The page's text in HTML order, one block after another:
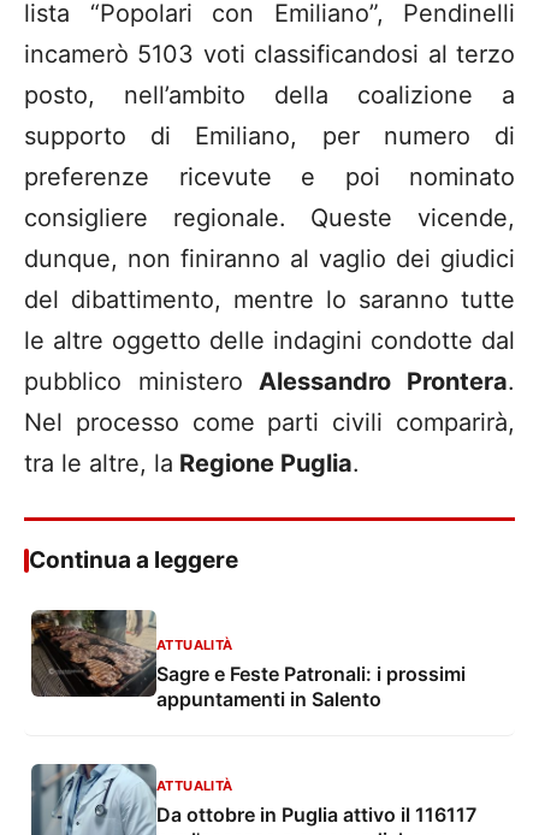
lista “Popolari con Emiliano”, Pendinelli
incamerò 5103 voti classificandosi al terzo
posto, nell’ambito della coalizione a
supporto di Emiliano, per numero di
preferenze ricevute e poi nominato
consigliere regionale. Queste vicende,
dunque, non finiranno al vaglio dei giudici
del dibattimento, mentre lo saranno tutte
le altre oggetto delle indagini condotte dal
pubblico ministero Alessandro Prontera.
Nel processo come parti civili comparirà,
tra le altre, la Regione Puglia.
Continua a leggere
ATTUALITÀ
Sagre e Feste Patronali: i prossimi
appuntamenti in Salento
ATTUALITÀ
Da ottobre in Puglia attivo il 116117